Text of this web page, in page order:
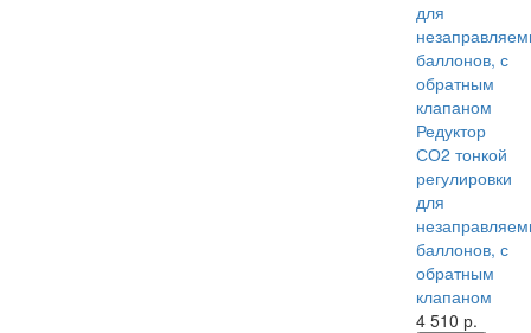
Редуктор
СО2 тонкой
регулировки
для
баллонов, с
обратным
клапаном
4 510 р.